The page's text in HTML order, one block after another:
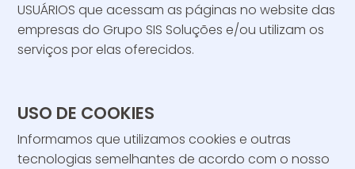
USUÁRIOS que acessam as páginas no website das
empresas do Grupo SIS Soluções e/ou utilizam os
serviços por elas oferecidos.
USO DE COOKIES
Informamos que utilizamos cookies e outras
tecnologias semelhantes de acordo com o nosso